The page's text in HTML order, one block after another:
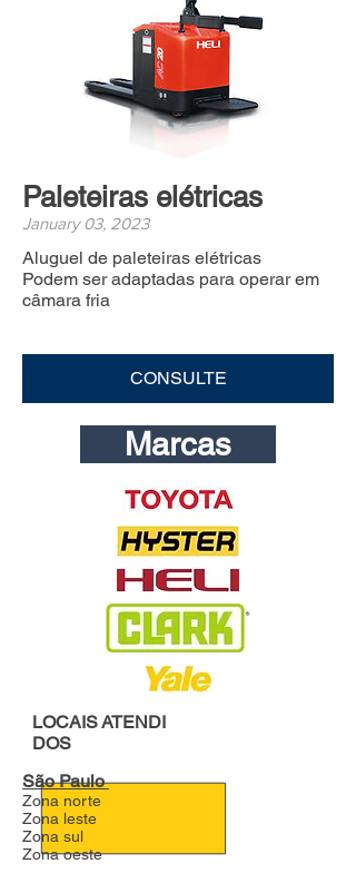
Paleteiras elétricas
January 03, 2023
Aluguel de paleteiras elétricas
Podem ser adaptadas para operar em
câmara fria
CONSULTE
Marcas
LOCAISATENDI
DOS
São Paulo
Zona norte
Zona leste
Zona sul
Zona oeste